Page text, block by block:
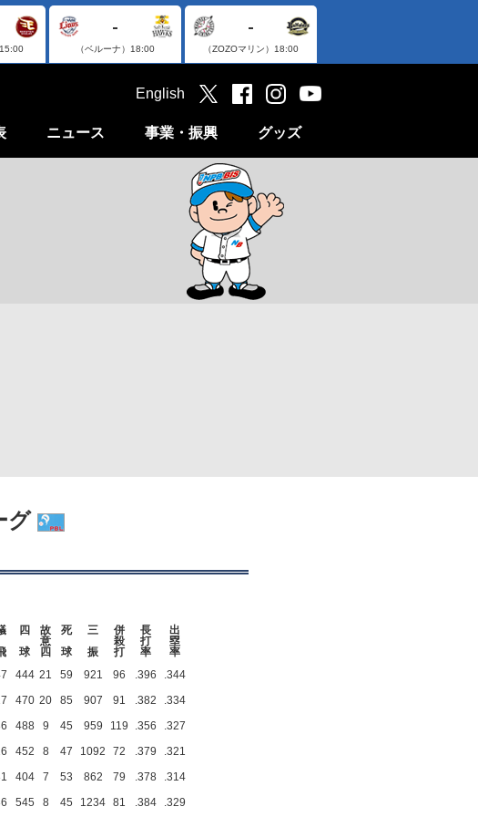
15:00
-
（ベルーナ） 18:00
-
（ZOZOマリン） 18:00
ニュース 事業・振興 グッズ
English
グ
四
球
故
意
四
死
球
三
振
併
殺
打
長
打
率
出
塁
率
444 21 59 921 96 .396 .344
470 20 85 907 91 .382 .334
488 9 45 959 119 .356 .327
452 8 47 1092 72 .379 .321
404 7 53 862 79 .378 .314
545 8 45 1234 81 .384 .329